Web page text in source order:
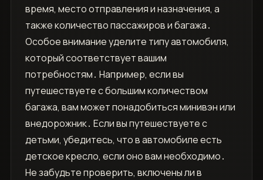
время, место отправления и назначения, а
также количество пассажиров и багажа․
Особое внимание уделите типу автомобиля,
который соответствует вашим
потребностям․ Например, если вы
путешествуете с большим количеством
багажа, вам может понадобиться минивэн или
внедорожник․ Если вы путешествуете с
детьми, убедитесь, что в автомобиле есть
детское кресло, если оно вам необходимо․
Не забудьте проверить, включены ли в